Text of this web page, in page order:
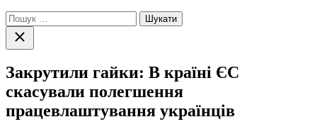
Пошук:
Закрити
пошук
Закрутили гайки: В країні ЄС
скасували полегшення
працевлаштування українців